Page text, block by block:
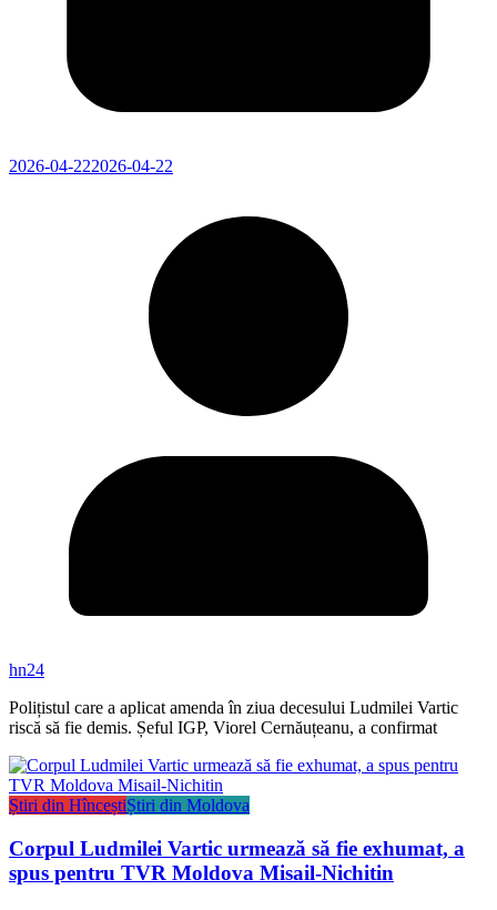
2026-04-222026-04-22
hn24
Polițistul care a aplicat amenda în ziua decesului Ludmilei Vartic
riscă să fie demis. Șeful IGP, Viorel Cernăuțeanu, a confirmat
Știri din HînceștiȘtiri din Moldova
Corpul Ludmilei Vartic urmează să fie exhumat, a
spus pentru TVR Moldova Misail-Nichitin